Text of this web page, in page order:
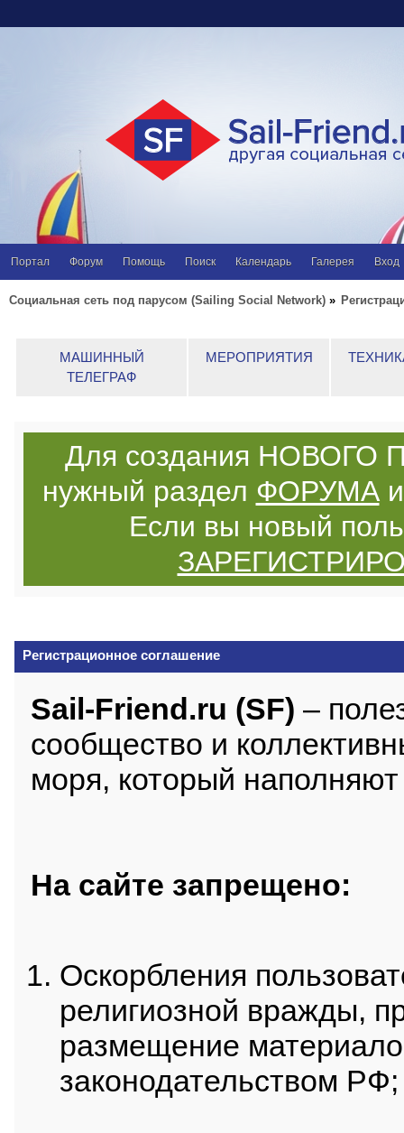
Портал Форум Помощь Поиск Календарь Галерея Вход
Социальная сеть под парусом (Sailing Social Network) »
МАШИННЫЙ
ТЕЛЕГРАФ
МЕРОПРИЯТИЯ
Для создания НОВОГО
нужный раздел ФОРУМАи
Если вы новый
Регистрационное соглашение
Sail-Friend.ru (SF) –
сообщество и
моря, который
На сайте запрещено:
Оскорбления
религиозной вражды,
размещение
законодательством РФ;